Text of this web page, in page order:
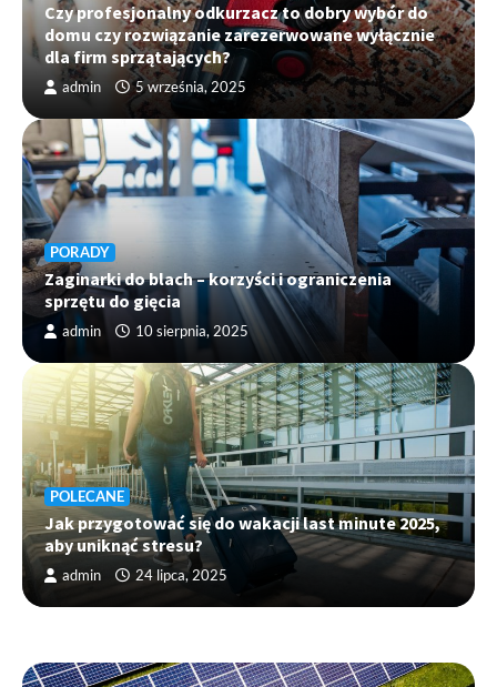
Czy profesjonalny odkurzacz to dobry wybór do
domu czy rozwiązanie zarezerwowane wyłącznie
dla firm sprzątających?
admin 5 września, 2025
PORADY
Zaginarki do blach – korzyści i ograniczenia
sprzętu do gięcia
admin 10 sierpnia, 2025
POLECANE
Jak przygotować się do wakacji last minute 2025,
aby uniknąć stresu?
admin 24 lipca, 2025